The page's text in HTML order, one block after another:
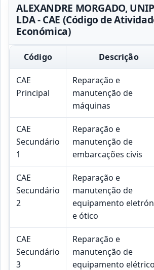
ALEXANDRE MORGADO,
LDA - CAE (Código de
Económica)
Código Descrição
CAE
Principal
Reparação e
manutenção de
máquinas
CAE
Secundário
1
Reparação e
manutenção de
embarcações civis
CAE
Secundário
2
Reparação e
manutenção de
equipamento
e ótico
CAE
Secundário
3
Reparação e
manutenção de
equipamento elétrico